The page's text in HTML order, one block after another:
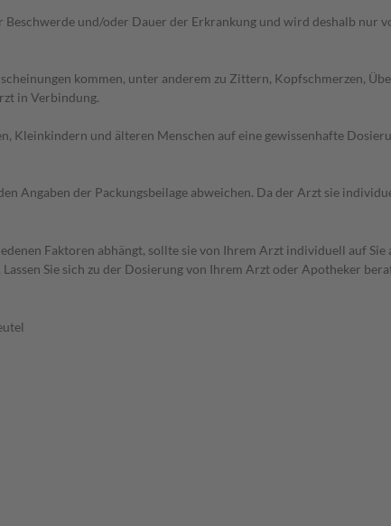
und/oder Dauer der Erkrankung und wird deshalb nur
kommen, unter anderem zu Zittern, Kopfschmerzen,
in Verbindung.
Kleinkindern und älteren Menschen auf eine gewissenhafte
Angaben der Packungsbeilage abweichen. Da der Arzt sie
Faktoren abhängt, sollte sie von Ihrem Arzt individuell auf
Sie sich zu der Dosierung von Ihrem Arzt oder Apotheker